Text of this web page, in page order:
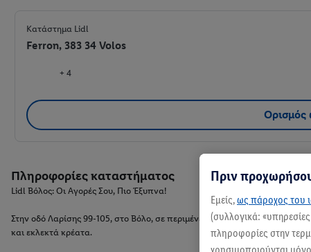
Κατάστημα Lidl
Ferron, 383 34 Volos
+ 4
Πληροφορίες καταστήματος
Lidl Βόλος: Οι Αγορές Σου, Πιο Έξυπνα!
Στην οδό Λαρίσης 99-105, στο Βόλο, σε περιμένει το Lidl σου! Εδώ, θα
και εκλεκτά κρέατα.
Πριν
Εμείς,ως πάροχος του
(συλλογικά:
πληροφορίες στην